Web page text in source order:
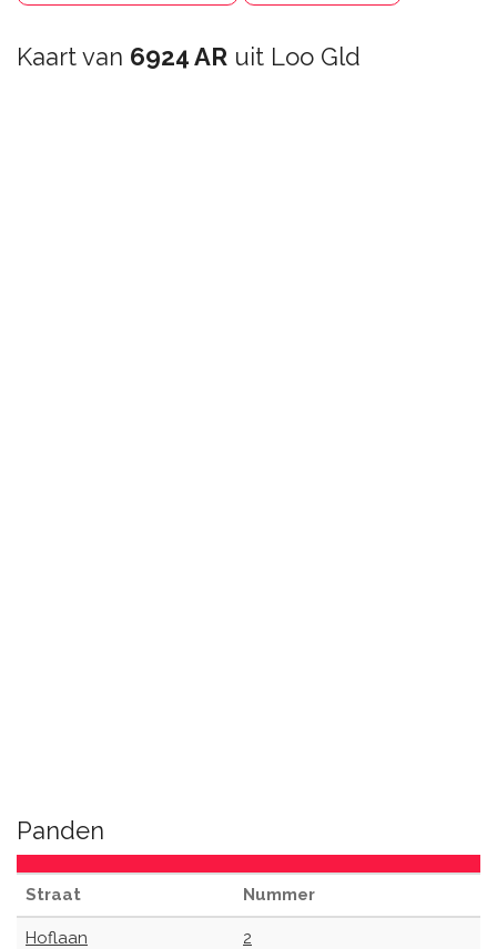
Kaart van 6924 AR uit Loo Gld
Panden
Straat Nummer
Hoflaan 2